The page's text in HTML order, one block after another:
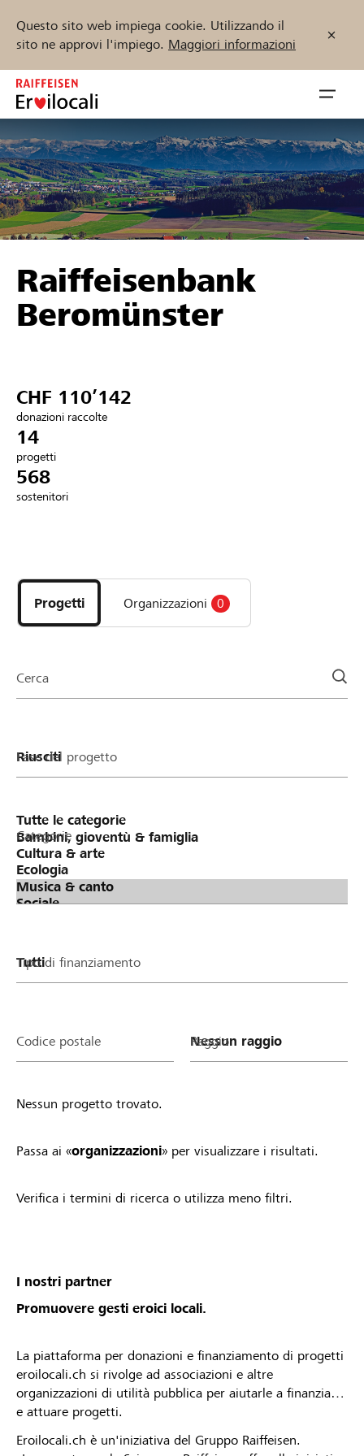
Questo sito web impiega cookie. Utilizzando il
sito ne approvi l'impiego. Maggiori informazioni
Zum
Inhalt
springen
öffnen
Sostenere
Aiuto & supporto
Collegarsi
Trova progetti e organizzazioni
Inizia ora
DE FR IT
Raiffeisenbank
Beromünster
CHF 110’142
donazioni raccolte
14
progetti
568
sostenitori
i
progetti
e
della
Progetti Organizzazioni 0
Cerca
Fase del progetto
Categorie
Tipo di finanziamento
Codice postale Raggio
Nessun progetto trovato.
Passa ai «organizzazioni» per visualizzare i risultati.
Verifica i termini di ricerca o utilizza meno filtri.
I nostri partner
Promuovere gesti eroici locali.
La piattaforma per donazioni e finanziamento di progetti
eroilocali.ch si rivolge ad associazioni e altre
organizzazioni di utilità pubblica per aiutarle a finanziare
e attuare progetti.
Eroilocali.ch è un'iniziativa del Gruppo Raiffeisen.